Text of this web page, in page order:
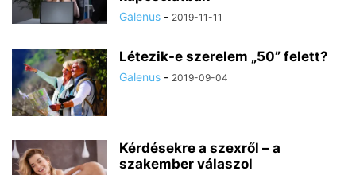
Galenus - 2019-11-11
Létezik-e szerelem „50” felett?
Galenus - 2019-09-04
Kérdésekre a szexről – a
szakember válaszol